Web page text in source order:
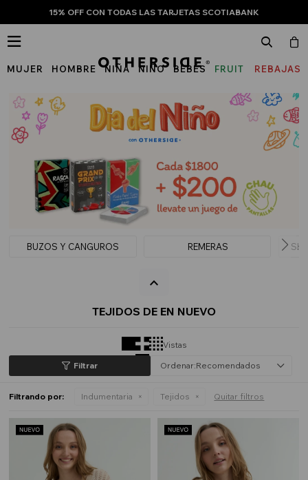
15% OFF CON TODAS LAS TARJETAS SCOTIABANK
MUJER HOMBRE NIÑA NIÑO BEBÉS
FRUIT
THE
LOOM
REBAJAS

BUZOS Y CANGUROS REMERAS
TEJIDOS DE EN NUEVO
Vistas
Recomendados
Filtrando por: Indumentaria Tejidos Quitar filtros